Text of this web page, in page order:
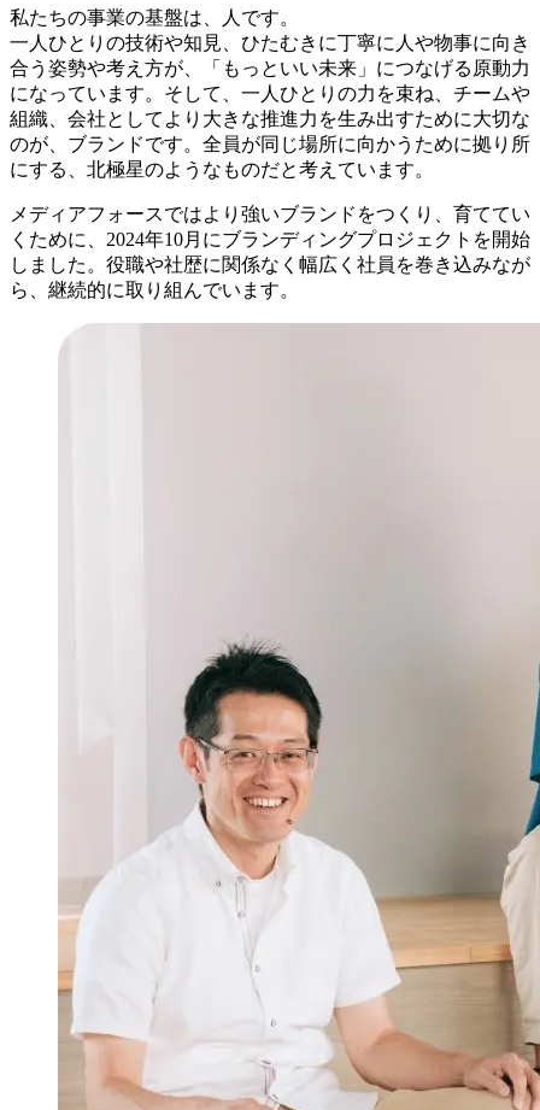
私たちの事業の基盤は、人です。
一人ひとりの技術や知見、ひたむきに丁寧に人や物事に向き
合う姿勢や考え方が、「もっといい未来」につなげる原動力
になっています。そして、一人ひとりの力を束ね、チームや
組織、会社としてより大きな推進力を生み出すために大切な
のが、ブランドです。全員が同じ場所に向かうために拠り所
にする、北極星のようなものだと考えています。
メディアフォースではより強いブランドをつくり、育ててい
くために、2024年10月にブランディングプロジェクトを開始
しました。役職や社歴に関係なく幅広く社員を巻き込みなが
ら、継続的に取り組んでいます。